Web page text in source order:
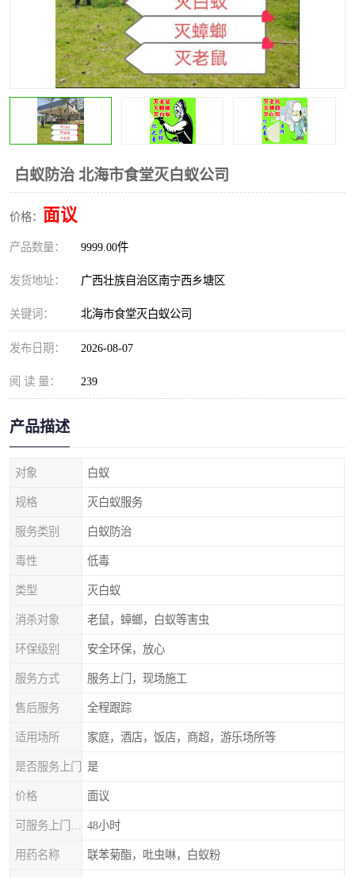
白蚁防治 北海市食堂灭白蚁公司
价格： 面议
产品数量： 9999.00件
发货地址： 广西壮族自治区南宁西乡塘区
关键词： 北海市食堂灭白蚁公司
发布日期： 2026-08-07
阅 读 量： 239
产品描述
对象 白蚁
规格 灭白蚁服务
服务类别 白蚁防治
毒性 低毒
类型 灭白蚁
消杀对象 老鼠，蟑螂，白蚁等害虫
环保级别 安全环保，放心
服务方式 服务上门，现场施工
售后服务 全程跟踪
适用场所 家庭，酒店，饭店，商超，游乐场所等
是否服务上门 是
价格 面议
48小时
用药名称 联苯菊酯，吡虫啉，白蚁粉